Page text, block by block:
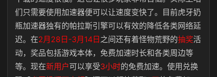
们只需要使用加速器便可以让速度变快了。目前虎牙奶
瓶加速器独有的帕拉斯引擎可以有效的降低各类网络延
迟。在2月28日-3月14日 之间还有着怪物荒野的抽奖活
动，奖品包括游戏本体，免费加速时长和各类周边等
等。现在新用户可以享受3小时的免费加速。使用兑换